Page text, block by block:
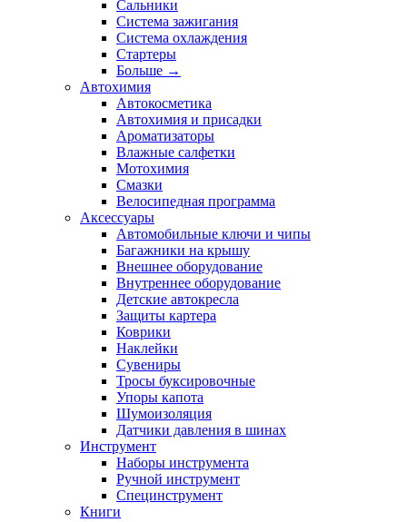
Сальники
Система зажигания
Система охлаждения
Стартеры
Больше →
Автохимия
Автокосметика
Автохимия и присадки
Ароматизаторы
Влажные салфетки
Мотохимия
Смазки
Велосипедная программа
Аксессуары
Автомобильные ключи и чипы
Багажники на крышу
Внешнее оборудование
Внутреннее оборудование
Детские автокресла
Защиты картера
Коврики
Наклейки
Сувениры
Тросы буксировочные
Упоры капота
Шумоизоляция
Датчики давления в шинах
Инструмент
Наборы инструмента
Ручной инструмент
Специнструмент
Книги